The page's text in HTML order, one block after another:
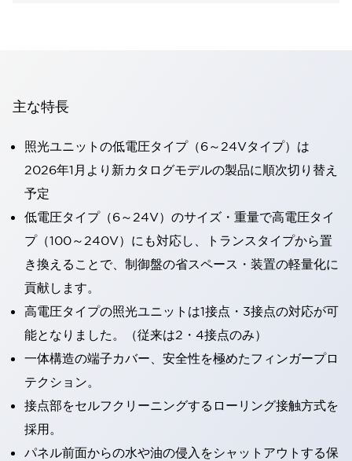
主な特長
照光ユニットの低電圧タイプ（6～24Vタイプ）は
2026年1月より新カタログモデルの製品に順次切り替え
予定
低電圧タイプ（6～24V）のサイズ・重量で高電圧タイ
プ（100～240V）にも対応し、トランスタイプから置
き換えることで、制御盤の省スペース・装置の軽量化に
貢献します。
高電圧タイプの照光ユニットは1接点・3接点の対応が可
能となりました。（従来は2・4接点のみ）
一体構造の端子カバー、安全性を極めたフィンガープロ
テクション。
接点部をセルフクリーニングするローリング接触方式を
採用。
パネル前面からの水や油の侵入をシャットアウトする保